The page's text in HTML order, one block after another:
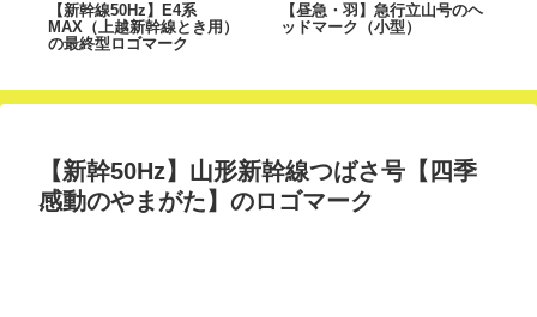
【新幹線50Hz】E4系
MAX（上越新幹線とき用）
の最終型ロゴマーク
【昼急・羽】急行立山号のヘ
ッドマーク（小型）
【新幹50Hz】山形新幹線つばさ号【四季
感動のやまがた】のロゴマーク